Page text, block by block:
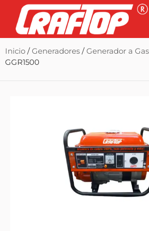
Inicio /Generadores /Generador a
GGR1500